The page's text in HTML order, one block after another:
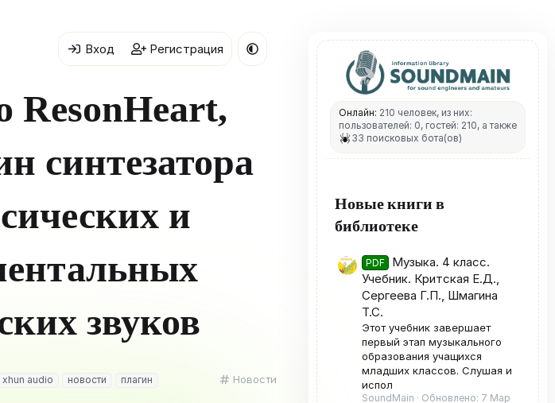
Вход Регистрация
ResonHeart,
синтезатора
и
звуков
К
Новости
xhun audio новости
плагин
Онлайн: 210 человек, из них:
пользователей: 0, гостей: 210, а также
33 поисковых бота(ов)
Новые книги в
библиотеке
PDF
Музыка. 4 класс.
Учебник. Критская Е.Д.,
Сергеева Г.П., Шмагина
Т.С.
Этот учебник завершает
первый этап музыкального
образования учащихся
младших классов. Слушая и
испол
SoundMain Обновлено: 7 Мар